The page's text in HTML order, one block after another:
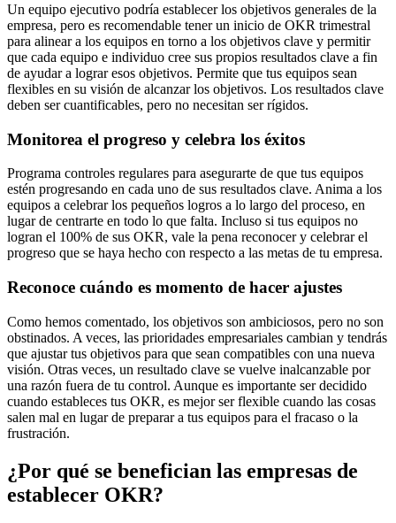
Un equipo ejecutivo podría establecer los objetivos generales de la
empresa, pero es recomendable tener un inicio de OKR trimestral
para alinear a los equipos en torno a los objetivos clave y permitir
que cada equipo e individuo cree sus propios resultados clave a fin
de ayudar a lograr esos objetivos. Permite que tus equipos sean
flexibles en su visión de alcanzar los objetivos. Los resultados clave
deben ser cuantificables, pero no necesitan ser rígidos.
Monitorea el progreso y celebra los éxitos
Programa controles regulares para asegurarte de que tus equipos
estén progresando en cada uno de sus resultados clave. Anima a los
equipos a celebrar los pequeños logros a lo largo del proceso, en
lugar de centrarte en todo lo que falta. Incluso si tus equipos no
logran el 100% de sus OKR, vale la pena reconocer y celebrar el
progreso que se haya hecho con respecto a las metas de tu empresa.
Reconoce cuándo es momento de hacer ajustes
Como hemos comentado, los objetivos son ambiciosos, pero no son
obstinados. A veces, las prioridades empresariales cambian y tendrás
que ajustar tus objetivos para que sean compatibles con una nueva
visión. Otras veces, un resultado clave se vuelve inalcanzable por
una razón fuera de tu control. Aunque es importante ser decidido
cuando estableces tus OKR, es mejor ser flexible cuando las cosas
salen mal en lugar de preparar a tus equipos para el fracaso o la
frustración.
¿Por qué se benefician las empresas de
establecer OKR?